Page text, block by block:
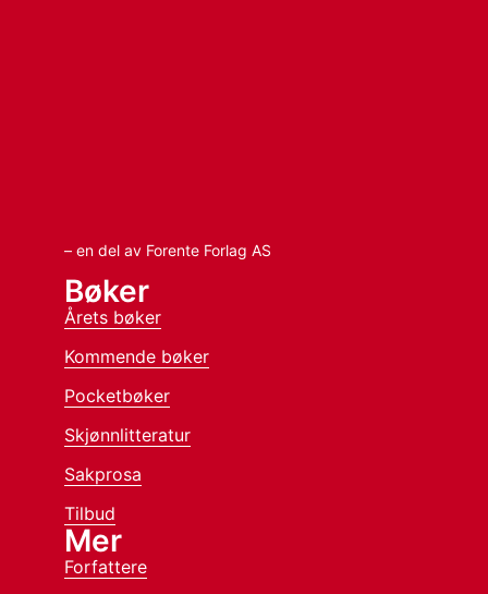
– en del av Forente Forlag AS
Bøker
Årets bøker
Kommende bøker
Pocketbøker
Skjønnlitteratur
Sakprosa
Tilbud
Mer
Forfattere